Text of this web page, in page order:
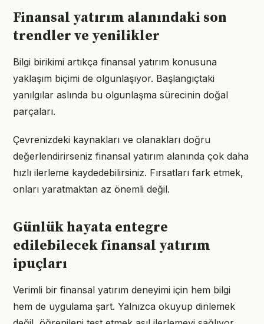
Finansal yatırım alanındaki son
trendler ve yenilikler
Bilgi birikimi artıkça finansal yatırım konusuna
yaklaşım biçimi de olgunlaşıyor. Başlangıçtaki
yanılgılar aslında bu olgunlaşma sürecinin doğal
parçaları.
Çevrenizdeki kaynakları ve olanakları doğru
değerlendirirseniz finansal yatırım alanında çok daha
hızlı ilerleme kaydedebilirsiniz. Fırsatları fark etmek,
onları yaratmaktan az önemli değil.
Günlük hayata entegre
edilebilecek finansal yatırım
ipuçları
Verimli bir finansal yatırım deneyimi için hem bilgi
hem de uygulama şart. Yalnızca okuyup dinlemek